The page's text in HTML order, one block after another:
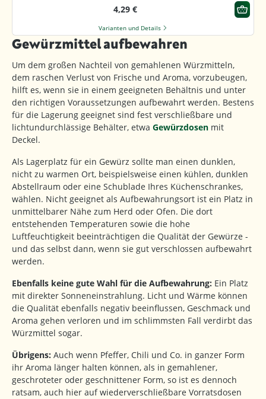
4,29 €
Varianten und Details
Gewürzmittel aufbewahren
Um dem großen Nachteil von gemahlenen Würzmitteln,
dem raschen Verlust von Frische und Aroma, vorzubeugen,
hilft es, wenn sie in einem geeigneten Behältnis und unter
den richtigen Voraussetzungen aufbewahrt werden. Bestens
für die Lagerung geeignet sind fest verschließbare und
lichtundurchlässige Behälter, etwa Gewürzdosen mit
Deckel.
Als Lagerplatz für ein Gewürz sollte man einen dunklen,
nicht zu warmen Ort, beispielsweise einen kühlen, dunklen
Abstellraum oder eine Schublade Ihres Küchenschrankes,
wählen. Nicht geeignet als Aufbewahrungsort ist ein Platz in
unmittelbarer Nähe zum Herd oder Ofen. Die dort
entstehenden Temperaturen sowie die hohe
Luftfeuchtigkeit beeinträchtigen die Qualität der Gewürze -
und das selbst dann, wenn sie gut verschlossen aufbewahrt
werden.
Ebenfalls keine gute Wahl für die Aufbewahrung: Ein Platz
mit direkter Sonneneinstrahlung. Licht und Wärme können
die Qualität ebenfalls negativ beeinflussen, Geschmack und
Aroma gehen verloren und im schlimmsten Fall verdirbt das
Würzmittel sogar.
Übrigens: Auch wenn Pfeffer, Chili und Co. in ganzer Form
ihr Aroma länger halten können, als in gemahlener,
geschroteter oder geschnittener Form, so ist es dennoch
ratsam, auch hier auf wiederverschließbare Vorratsdosen